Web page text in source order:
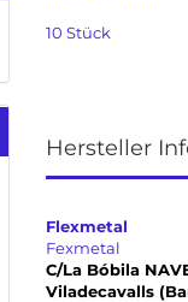
10 Stück
Hersteller
Flexmetal
Fexmetal
C/La Bóbila
Viladecavalls